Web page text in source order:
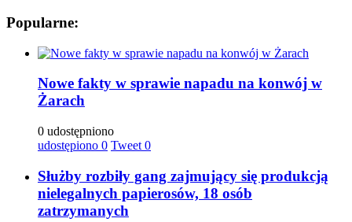
Popularne:
Nowe fakty w sprawie napadu na konwój w
Żarach
0 udostępniono
udostępiono 0 Tweet 0
Służby rozbiły gang zajmujący się produkcją
nielegalnych papierosów, 18 osób
zatrzymanych